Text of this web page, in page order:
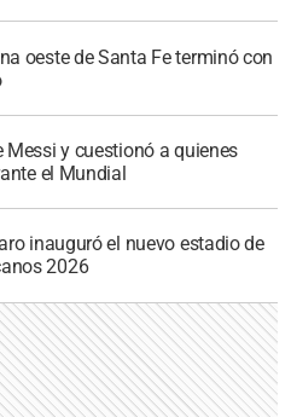
oeste de Santa Fe terminó con
y cuestionó a quienes
el Mundial
inauguró el nuevo estadio de
2026